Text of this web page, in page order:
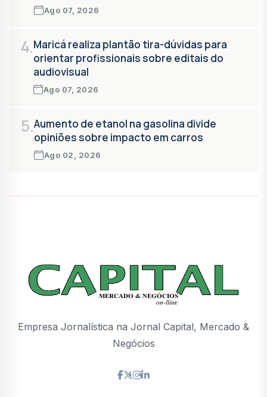
Ago 07, 2026
4.Maricá realiza plantão tira-dúvidas para
orientar profissionais sobre editais do
audiovisual
Ago 07, 2026
5.Aumento de etanol na gasolina divide
opiniões sobre impacto em carros
Ago 02, 2026
Empresa Jornalística na Jornal Capital, Mercado &
Negócios